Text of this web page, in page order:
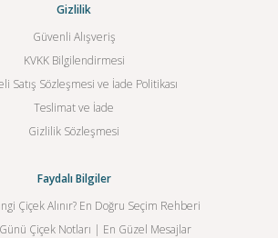
Gizlilik
Güvenli Alışveriş
KVKK Bilgilendirmesi
Satış Sözleşmesi ve İade Politikası
Teslimat ve İade
Gizlilik Sözleşmesi
Faydalı Bilgiler
Çiçek Alınır? En Doğru Seçim Rehberi
Çiçek Notları | En Güzel Mesajlar